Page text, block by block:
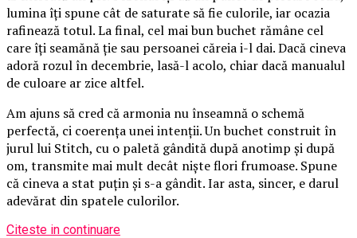
lumina îți spune cât de saturate să fie culorile, iar ocazia
rafinează totul. La final, cel mai bun buchet rămâne cel
care îți seamănă ție sau persoanei căreia i-l dai. Dacă cineva
adoră rozul în decembrie, lasă-l acolo, chiar dacă manualul
de culoare ar zice altfel.
Am ajuns să cred că armonia nu înseamnă o schemă
perfectă, ci coerența unei intenții. Un buchet construit în
jurul lui Stitch, cu o paletă gândită după anotimp și după
om, transmite mai mult decât niște flori frumoase. Spune
că cineva a stat puțin și s-a gândit. Iar asta, sincer, e darul
adevărat din spatele culorilor.
Citeste in continuare